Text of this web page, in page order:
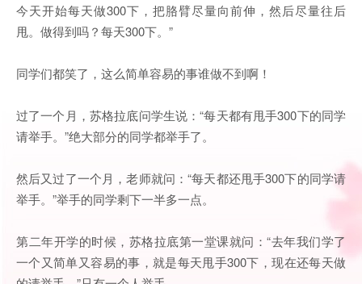
今天开始每天做300下，把胳臂尽量向前伸，然后尽量往后
甩。做得到吗？每天300下。”
同学们都笑了，这么简单容易的事谁做不到啊！
过了一个月，苏格拉底问学生说：“每天都有甩手300下的同学
请举手。”绝大部分的同学都举手了。
然后又过了一个月，老师就问：“每天都还甩手300下的同学请
举手。”举手的同学剩下一半多一点。
第二年开学的时候，苏格拉底第一堂课就问：“去年我们学了
一个又简单又容易的事，就是每天甩手300下，现在还每天做